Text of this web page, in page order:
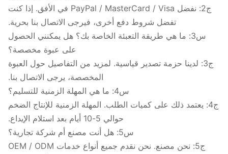
ج2: نفضل PayPal / MasterCard / Visa في الأفق. إذا كنت
تفضل شروط دفع أخرى، فيرجى الاتصال بنا بحرية.
س3: ما هي طريقة التعبئة الخاصة بك؟ هل يمكنني الحصول
على عبوة مخصصة؟
ج3: لدينا حزمة تصدير قياسية. لمزيد من التفاصيل حول العبوة
المخصصة، يرجى الاتصال بنا.
س4: ما هي المهلة الزمنية للتسليم؟
ج4: يعتمد ذلك على كميات الطلب. المهلة الزمنية للإنتاج الضخم
حوالي 5-10 أيام بعد استلام الإيداع.
س5: هل أنت مصنع أم شركة تجارية؟
ج5: نحن مصنع. نحن نقدم جميع أنواع خدمات OEM / ODM